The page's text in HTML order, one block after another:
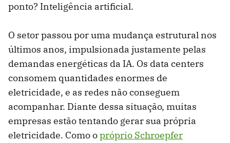
ponto? Inteligência artificial.
O setor passou por uma mudança estrutural nos
últimos anos, impulsionada justamente pelas
demandas energéticas da IA. Os data centers
consomem quantidades enormes de
eletricidade, e as redes não conseguem
acompanhar. Diante dessa situação, muitas
empresas estão tentando gerar sua própria
eletricidade. Como opróprio Schroepfer